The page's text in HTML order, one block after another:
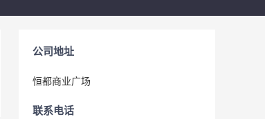
公司地址
恒都商业广场
联系电话